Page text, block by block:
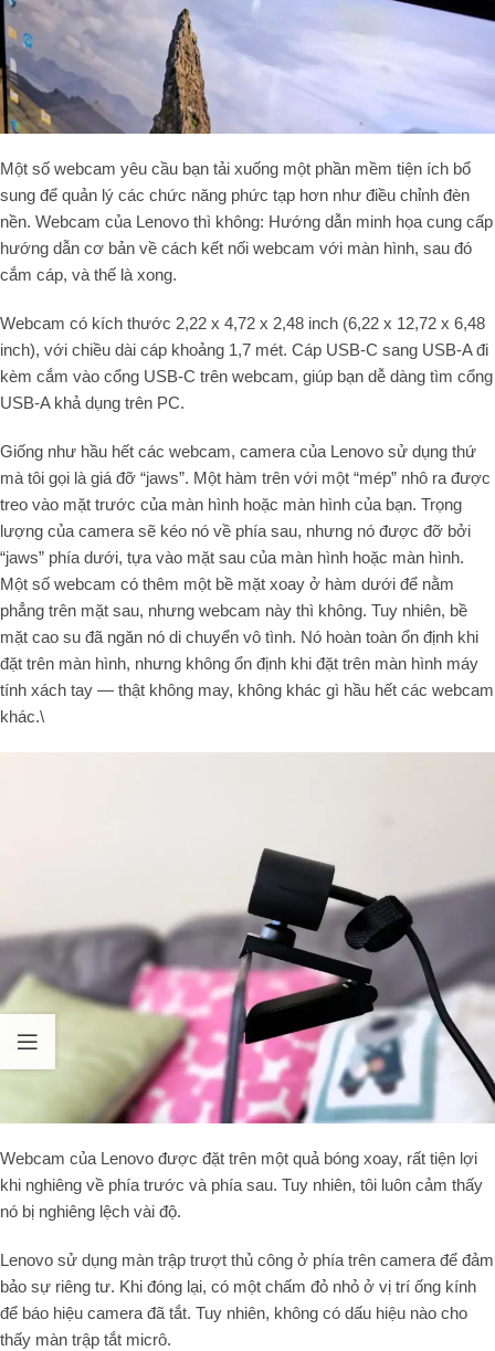
Một số webcam yêu cầu bạn tải xuống một phần mềm tiện ích bổ
sung để quản lý các chức năng phức tạp hơn như điều chỉnh đèn
nền. Webcam của Lenovo thì không: Hướng dẫn minh họa cung cấp
hướng dẫn cơ bản về cách kết nối webcam với màn hình, sau đó
cắm cáp, và thế là xong.
Webcam có kích thước 2,22 x 4,72 x 2,48 inch (6,22 x 12,72 x 6,48
inch), với chiều dài cáp khoảng 1,7 mét. Cáp USB-C sang USB-A đi
kèm cắm vào cổng USB-C trên webcam, giúp bạn dễ dàng tìm cổng
USB-A khả dụng trên PC.
Giống như hầu hết các webcam, camera của Lenovo sử dụng thứ
mà tôi gọi là giá đỡ “jaws”. Một hàm trên với một “mép” nhô ra được
treo vào mặt trước của màn hình hoặc màn hình của bạn. Trọng
lượng của camera sẽ kéo nó về phía sau, nhưng nó được đỡ bởi
“jaws” phía dưới, tựa vào mặt sau của màn hình hoặc màn hình.
Một số webcam có thêm một bề mặt xoay ở hàm dưới để nằm
phẳng trên mặt sau, nhưng webcam này thì không. Tuy nhiên, bề
mặt cao su đã ngăn nó di chuyển vô tình. Nó hoàn toàn ổn định khi
đặt trên màn hình, nhưng không ổn định khi đặt trên màn hình máy
tính xách tay — thật không may, không khác gì hầu hết các webcam
khác.\
Webcam của Lenovo được đặt trên một quả bóng xoay, rất tiện lợi
khi nghiêng về phía trước và phía sau. Tuy nhiên, tôi luôn cảm thấy
nó bị nghiêng lệch vài độ.
Lenovo sử dụng màn trập trượt thủ công ở phía trên camera để đảm
bảo sự riêng tư. Khi đóng lại, có một chấm đỏ nhỏ ở vị trí ống kính
để báo hiệu camera đã tắt. Tuy nhiên, không có dấu hiệu nào cho
thấy màn trập tắt micrô.